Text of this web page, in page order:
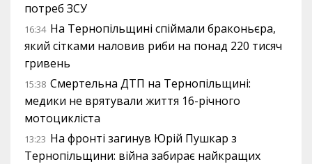
потреб ЗСУ
16:34 На Тернопільщині спіймали браконьєра,
який сітками наловив риби на понад 220 тисяч
гривень
15:38 Смертельна ДТП на Тернопільщині:
медики не врятували життя 16-річного
мотоцикліста
13:23 На фронті загинув Юрій Пушкар з
Тернопільщини: війна забирає найкращих